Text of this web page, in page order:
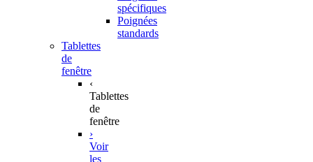
spécifiques
Poignées
standards
Tablettes
de
fenêtre
‹
Tablettes
de
fenêtre
›
Voir
les